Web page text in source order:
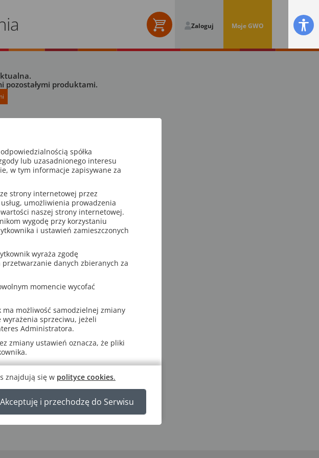
Zaloguj Moje GWO
pozostałymi produktami.
spółka
lub uzasadnionego interesu
w tym informacje zapisywane za
strony internetowej przez
umożliwienia prowadzenia
naszej strony internetowej.
wygodę przy korzystaniu
i ustawień zamieszczonych
wyraża zgodę
danych zbieranych za
momencie wycofać
ma możliwość samodzielnej zmiany
sprzeciwu, jeżeli
Administratora.
zmiany ustawień oznacza, że pliki
znajdują się w polityce cookies.
Akceptuję i przechodzę do Serwisu